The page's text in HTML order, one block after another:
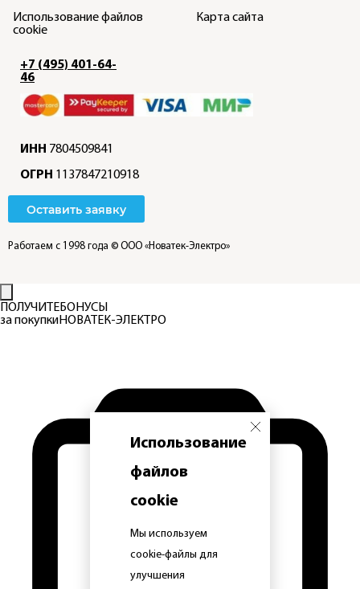
Использование файлов
cookie
Карта сайта
+7 (495) 401-64-
46
ИНН 7804509841
ОГРН 1137847210918
Оставить заявку
Работаем с 1998 года © ООО «Новатек-Электро»
Использование
файлов
cookie
Мы используем
cookie-файлы для
улучшения
ПОЛУЧИТЕБОНУСЫ
за покупкиНОВАТЕК-ЭЛЕКТРО